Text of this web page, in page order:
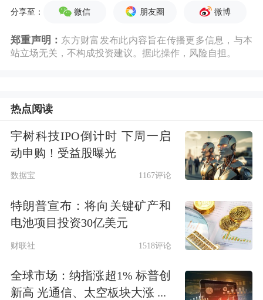
位。数据显示，截至昨日收盘，银行指
数滚动市盈率7.16倍，处于历史百分位
于历史百分位的64%左右。
华福证券表示，从资金面角度，投资者
对银行股仍有较强的配置需求，增量资
A股上市银行股息率中位数在4%左右，
仍然有下行空间。随着净息差行业性企
稳、资产质量稳中向好，该机构认为银
行业ROE触底回升的预期也有望逐步兑
分享至： 微信 朋友圈 微博
郑重声明： 东方财富发布此内容旨在传播更多信息，与本
站立场无关，不构成投资建议。据此操作，风险自担。
热点阅读
宇树科技IPO倒计时 下周一启
动申购！受益股曝光
数据宝 1167评论
特朗普宣布：将向关键矿产和
电池项目投资30亿美元
财联社 1518评论
全球市场：纳指涨超1% 标普创
新高 光通信、太空板块大涨 ...